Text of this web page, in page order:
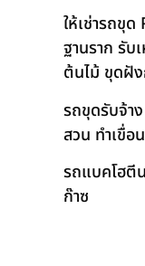
ให้เช่ารถขุ
ฐานราก รับ
ต้นไม้ ขุดฝัง
รถขุดรับจ้า
สวน ทำเขื่อ
รถแบคโฮตี
ก๊าซ